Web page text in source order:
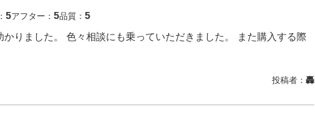
5アフター： 5品質： 5
りました。 色々相談にも乗っていただきました。 また購入する際
投稿者： 轟